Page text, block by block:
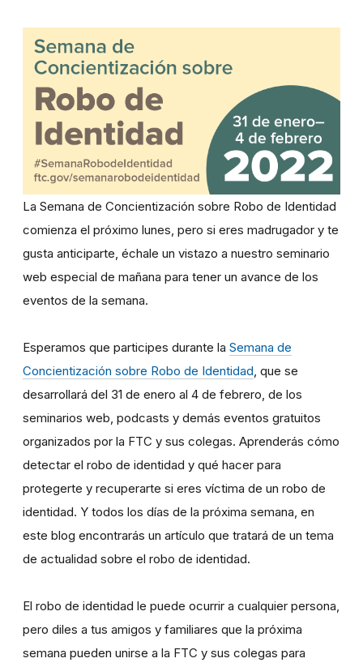
La Semana de Concientización sobre Robo de Identidad
comienza el próximo lunes, pero si eres madrugador y te
gusta anticiparte, échale un vistazo a nuestro seminario
web especial de mañana para tener un avance de los
eventos de la semana.
Esperamos que participes durante la Semana de
Concientización sobre Robo de Identidad, que se
desarrollará del 31 de enero al 4 de febrero, de los
seminarios web, podcasts y demás eventos gratuitos
organizados por la FTC y sus colegas. Aprenderás cómo
detectar el robo de identidad y qué hacer para
protegerte y recuperarte si eres víctima de un robo de
identidad. Y todos los días de la próxima semana, en
este blog encontrarás un artículo que tratará de un tema
de actualidad sobre el robo de identidad.
El robo de identidad le puede ocurrir a cualquier persona,
pero diles a tus amigos y familiares que la próxima
semana pueden unirse a la FTC y sus colegas para